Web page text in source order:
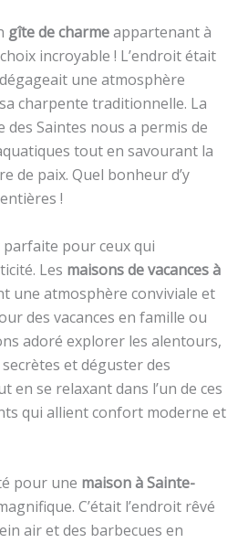
gîte de charmeappartenant à
incroyable ! L’endroit était
une atmosphère
charpente traditionnelle. La
des Saintes nous a permis de
tout en savourant la
de paix. Quel bonheur d’y
!
pour ceux qui
Les maisons de vacances à
une atmosphère conviviale et
des vacances en famille ou
adoré explorer les alentours,
et déguster des
en se relaxant dans l’un de ces
qui allient confort moderne et
pour une maison à Sainte-
C’était l’endroit rêvé
air et des barbecues en